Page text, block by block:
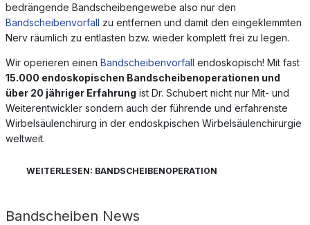
bedrängende Bandscheibengewebe also nur den
Bandscheibenvorfall zu entfernen und damit den eingeklemmten
Nerv räumlich zu entlasten bzw. wieder komplett frei zu legen.
Wir operieren einen Bandscheibenvorfall endoskopisch! Mit fast
15.000 endoskopischen Bandscheibenoperationen und
über 20 jähriger Erfahrung ist Dr. Schubert nicht nur Mit- und
Weiterentwickler sondern auch der führende und erfahrenste
Wirbelsäulenchirurg in der endoskpischen Wirbelsäulenchirurgie
weltweit.
WEITERLESEN: BANDSCHEIBENOPERATION
Bandscheiben News